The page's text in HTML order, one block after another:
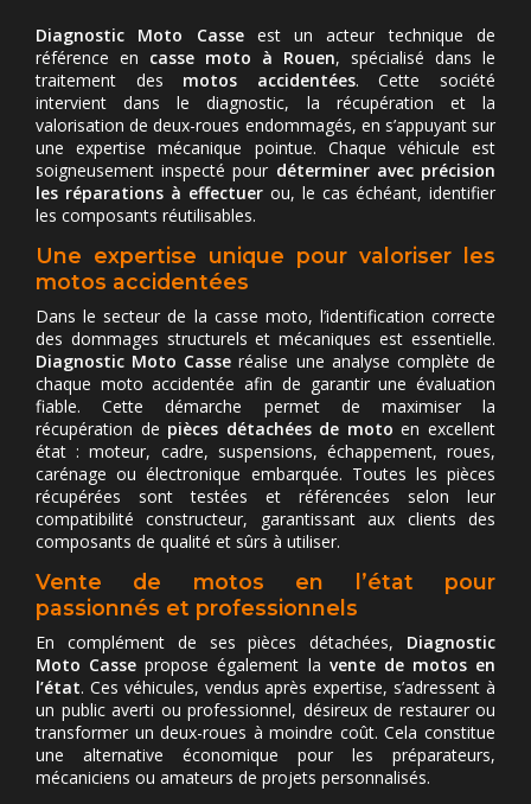
Diagnostic Moto Casseest un acteur technique de
référence en casse moto à Rouen, spécialisé dans le
traitement des motos accidentées. Cette société
intervient dans le diagnostic, la récupération et la
valorisation de deux-roues endommagés, en s’appuyant sur
une expertise mécanique pointue. Chaque véhicule est
soigneusement inspecté pour déterminer avec précision
les réparations à effectuer ou, le cas échéant, identifier
les composants réutilisables.
Une expertise unique pour valoriser les
motos accidentées
Dans le secteur de la casse moto, l’identification correcte
des dommages structurels et mécaniques est essentielle.
Diagnostic Moto Casseréalise une analyse complète de
chaque moto accidentée afin de garantir une évaluation
fiable. Cette démarche permet de maximiser la
récupération de pièces détachées de moto en excellent
état : moteur, cadre, suspensions, échappement, roues,
carénage ou électronique embarquée. Toutes les pièces
récupérées sont testées et référencées selon leur
compatibilité constructeur, garantissant aux clients des
composants de qualité et sûrs à utiliser.
Vente de motos en l’état pour
passionnés et professionnels
En complément de ses pièces détachées, Diagnostic
Moto Casse propose également la vente de motos en
l’état. Ces véhicules, vendus après expertise, s’adressent à
un public averti ou professionnel, désireux de restaurer ou
transformer un deux-roues à moindre coût. Cela constitue
une alternative économique pour les préparateurs,
mécaniciens ou amateurs de projets personnalisés.